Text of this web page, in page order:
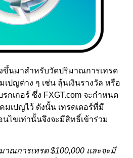
ขึ้นมาสำหรับวัดปริมาณการเทรด
ปญต่าง ๆ เช่น ลุ้นเงินรางวัล หรือ
กเกอร์ ซึ่ง FXGT.com จะกำหนด
เปญไว้ ดังนั้น เทรดเดอร์ที่มี
นไขเท่านั้นจึงจะมีสิทธิ์เข้าร่วม
าณการเทรด $100,000 และจะมี